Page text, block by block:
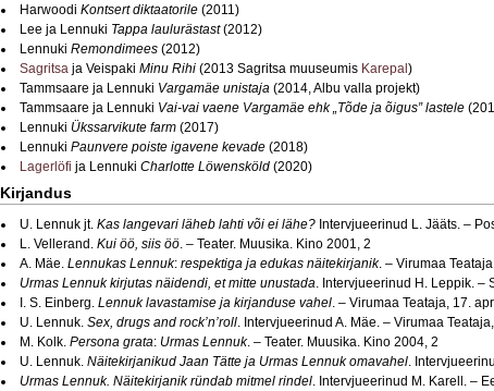
Harwoodi Kontsert diktaatorile (2011)
Lee ja Lennuki Tappa laulurästast(2012)
Lennuki Remondimees (2012)
Sagritsa ja Veispaki Minu Rihi (2013 Sagritsa muuseumis Karepal )
Tammsaare ja Lennuki Vargamäe unistaja (2014, Albu valla projekt)
Tammsaare ja Lennuki Vai-vai vaene Vargamäe ehk „Tõde ja õigus” lastele
Lennuki Ükssarvikute farm (2017)
Lennuki Paunvere poiste igavene kevade (2018)
Lagerlöfi ja Lennuki Charlotte Löwensköld (2020)
Kirjandus
U. Lennuk jt. Kas langevari läheb lahti või ei lähe? Intervjueerinud L. Jääts. –
L. Vellerand. Kui öö, siis öö. – Teater. Muusika. Kino 2001, 2
A. Mäe. Lennukas Lennuk: respektiga ja edukas näitekirjanik. – Virumaa
Urmas Lennuk kirjutas näidendi, et mitte unustada. Intervjueerinud H. Leppik. –
I. S. Einberg. Lennuk lavastamise ja kirjanduse vahel. – Virumaa Teataja, 17.
U. Lennuk. Sex, drugs and rock’n’roll. Intervjueerinud A. Mäe. – Virumaa
M. Kolk. Persona grata: Urmas Lennuk. – Teater. Muusika. Kino 2004, 2
U. Lennuk. Näitekirjanikud Jaan Tätte ja Urmas Lennuk omavahel.
Urmas Lennuk. Näitekirjanik ründab mitmel rindel. Intervjueerinud M. Karell. –